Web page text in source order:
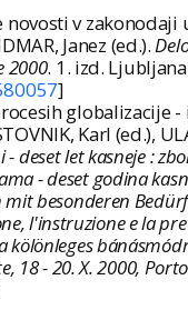
novosti v
Janez (ed.).
2000. 1. izd.
]
Karl (ed.),
deset let kasneje :
- deset godina
besonderen
l'instruzione e la
18 - 20. X. 2000,